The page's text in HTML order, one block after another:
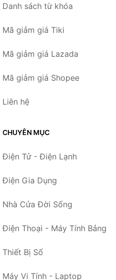
Danh sách từ khóa
Mã giảm giá Tiki
Mã giảm giá Lazada
Mã giảm giá Shopee
Liên hệ
CHUYÊN MỤC
Điện Tử - Điện Lạnh
Điện Gia Dụng
Nhà Cửa Đời Sống
Điện Thoại - Máy Tính Bảng
Thiết Bị Số
Máy Vi Tính - Laptop